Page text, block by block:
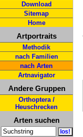
Download
Sitemap
Home
Artportraits
Methodik
nach Familien
nach Arten
Artnavigator
Andere Gruppen
Orthoptera /
Heuschrecken
Arten suchen